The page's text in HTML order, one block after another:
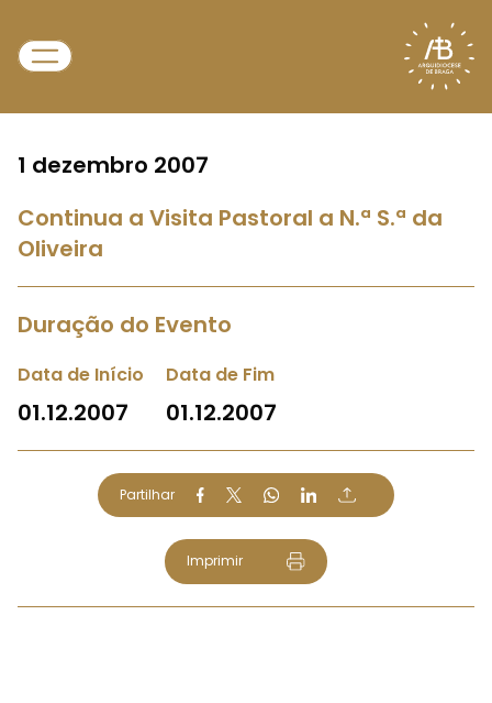
1 dezembro 2007
Continua a Visita Pastoral a N.ª S.ª da
Oliveira
Duração do Evento
Data de Início
01.12.2007
Data de Fim
01.12.2007
Partilhar
Imprimir